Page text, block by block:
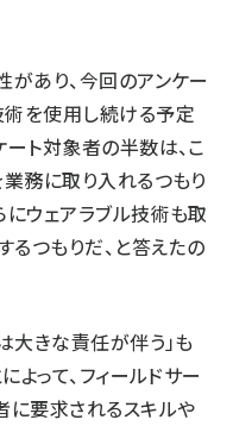
があり、今回のアンケー
を使用し続ける予定
ト対象者の半数は、こ
務に取り入れるつもり
にウェアラブル技術も取
るつもりだ、と答えたの
大きな責任が伴う」も
よって、フィールドサー
に要求されるスキルや